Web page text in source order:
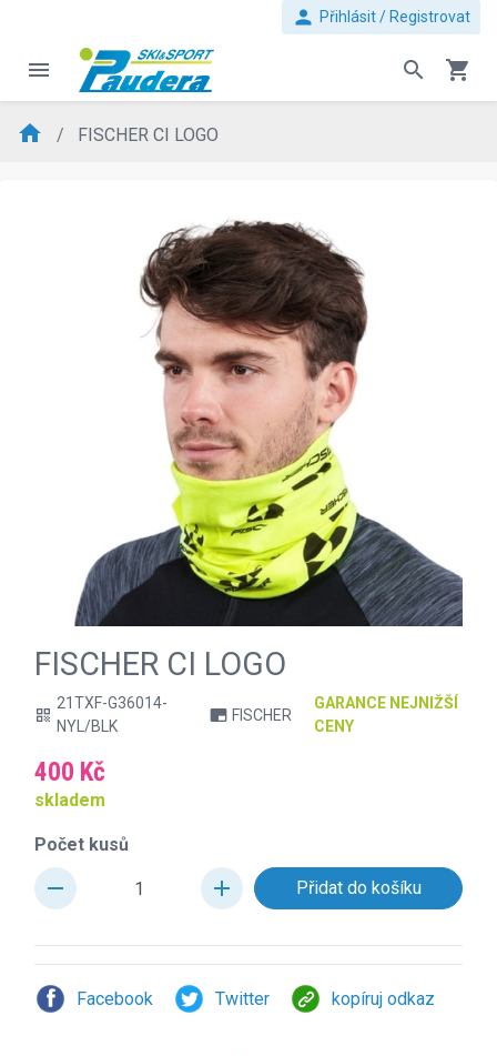
person Přihlásit / Registrovat
menu search shopping_cart
home FISCHER CI LOGO
FISCHER CI LOGO
qr_code
21TXF-G36014-
NYL/BLK
branding_watermark FISCHER
GARANCE NEJNIŽŠÍ
CENY
400 Kč
skladem
Počet kusů
remove add
Facebook Twitter kopíruj odkaz